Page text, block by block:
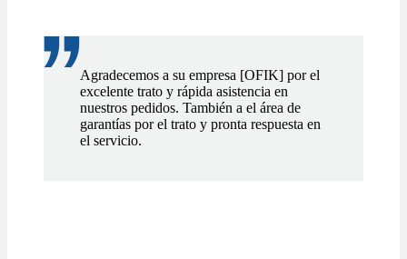
Agradecemos a su empresa [OFIK] por el
excelente trato y rápida asistencia en
nuestros pedidos. También a el área de
garantías por el trato y pronta respuesta en
el servicio.
"